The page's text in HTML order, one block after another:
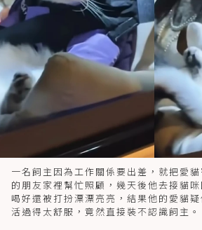
一名飼主因為工作關係要出差，就把愛
的朋友家裡幫忙照顧，幾天後他去接貓
喝好還被打扮漂漂亮亮，結果他的愛貓
活過得太舒服，竟然直接裝不認識飼主